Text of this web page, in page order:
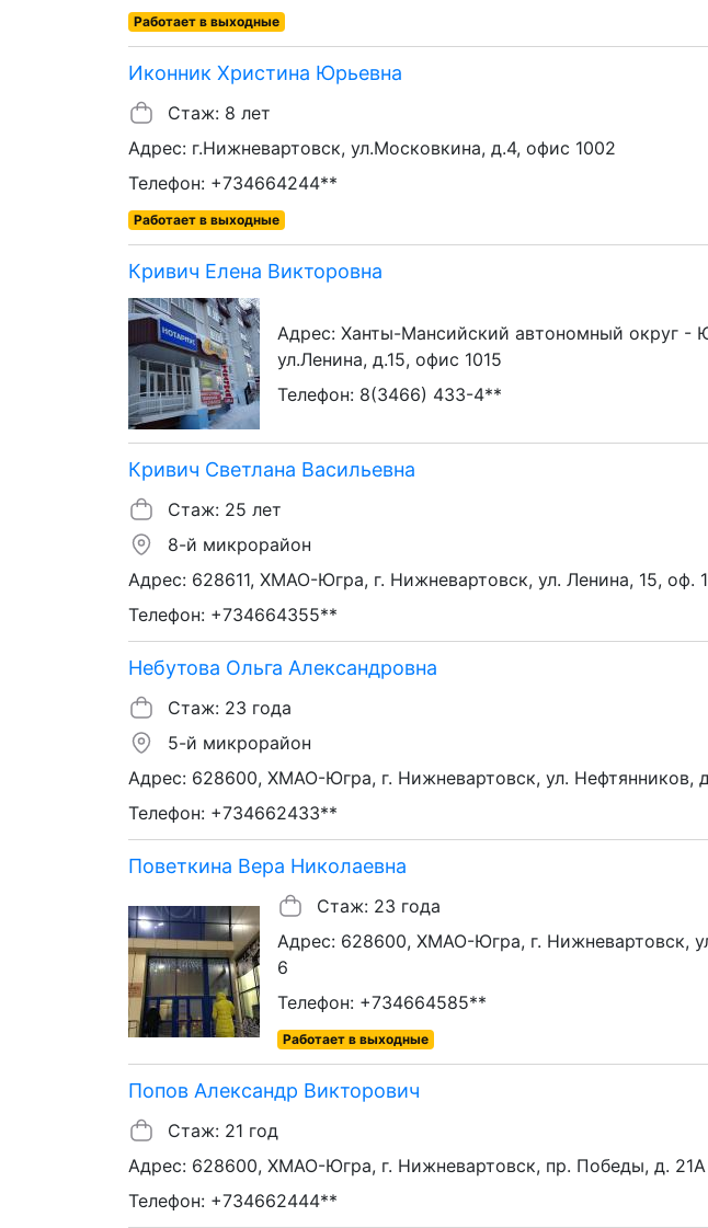
Работает в выходные
Иконник Христина Юрьевна
Стаж: 8 лет
Адрес: г.Нижневартовск, ул.Московкина, д.4, офис 1002
Телефон: +734664244**
Работает в выходные
Кривич Елена Викторовна
Адрес: Ханты-Мансийский автономный округ -
ул.Ленина, д.15, офис 1015
Телефон: 8(3466) 433-4**
Кривич Светлана Васильевна
Стаж: 25 лет
8-й микрорайон
Адрес: 628611, ХМАО-Югра, г. Нижневартовск, ул. Ленина, 15, оф.
Телефон: +734664355**
Небутова Ольга Александровна
Стаж: 23 года
5-й микрорайон
Адрес: 628600, ХМАО-Югра, г. Нижневартовск, ул. Нефтянников,
Телефон: +734662433**
Поветкина Вера Николаевна
Стаж: 23 года
Адрес: 628600, ХМАО-Югра, г. Нижневартовск,
6
Телефон: +734664585**
Работает в выходные
Попов Александр Викторович
Стаж: 21 год
Адрес: 628600, ХМАО-Югра, г. Нижневартовск, пр. Победы, д. 21А
Телефон: +734662444**